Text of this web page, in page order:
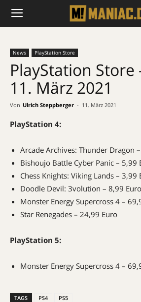
News PlayStation Store
PlayStation Store
11. März 2021
Von Ulrich Steppberger - 11. März 2021
PlayStation 4:
Arcade Archives: Thunder Dragon
Bishoujo Battle Cyber Panic – 5,99
Chess Knights: Viking Lands – 3,99
Doodle Devil: 3volution – 8,99 Euro
Monster Energy Supercross 4 –
Star Renegades – 24,99 Euro
PlayStation 5:
Monster Energy Supercross 4 –
TAGS PS4 PS5